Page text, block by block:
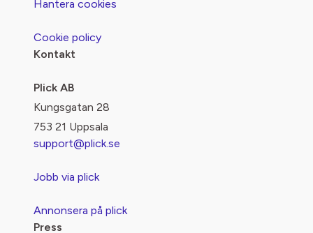
Hantera cookies
Cookie policy
Kontakt
Plick AB
Kungsgatan 28
753 21 Uppsala
support@plick.se
Jobb via plick
Annonsera på plick
Press